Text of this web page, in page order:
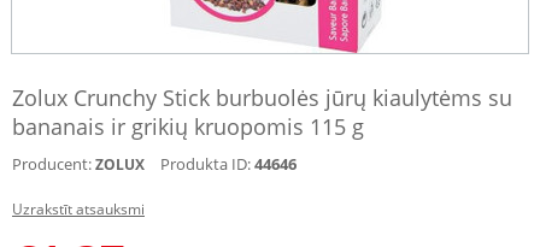
Zolux Crunchy Stick burbuolės jūrų kiaulytėms su
bananais ir grikių kruopomis 115 g
Producent:ZOLUX Produkta ID:44646
Uzrakstīt atsauksmi